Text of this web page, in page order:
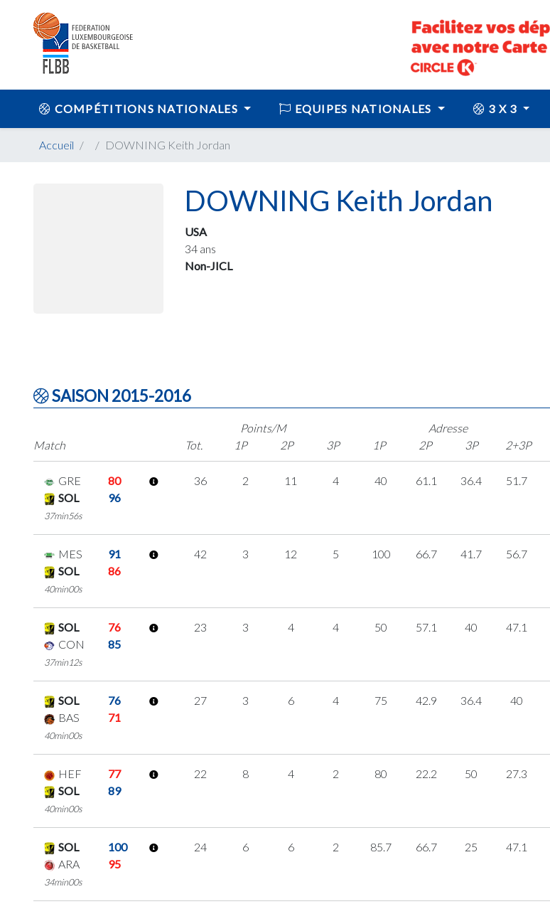
COMPÉTITIONS NATIONALES EQUIPES NATIONALES 3 X 3
Accueil DOWNING Keith Jordan
DOWNING Keith Jordan
USA
34 ans
Non-JICL
SAISON 2015-2016
Match
Points/M
Tot.
1P 2P 3P
Adresse
1P
2P 3P 2+3P
GRE
80
SOL
96
37min56s
36 2 11 4 40 61.1 36.4 51.7
MES
91
SOL
86
40min00s
42 3 12 5 100 66.7 41.7 56.7
SOL
76
CON
85
37min12s
23 3 4 4 50 57.1 40 47.1
SOL
76
BAS
71
40min00s
27 3 6 4 75 42.9 36.4 40
HEF
77
SOL
89
40min00s
22 8 4 2 80 22.2 50 27.3
SOL
100
ARA
95
34min00s
24 6 6 2 85.7 66.7 25 47.1